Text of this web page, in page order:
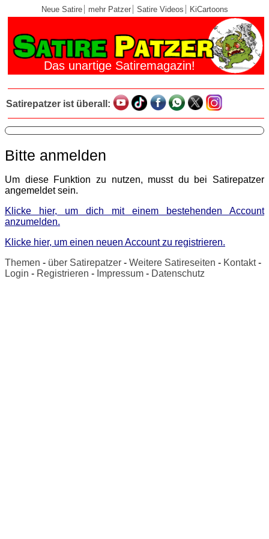
Neue Satire mehr Patzer Satire Videos KiCartoons
Das unartige Satiremagazin!
Satirepatzer ist überall:
Bitte anmelden
Um diese Funktion zu nutzen, musst du bei Satirepatzer
angemeldet sein.
Klicke hier, um dich mit einem bestehenden Account
anzumelden.
Klicke hier, um einen neuen Account zu registrieren.
Themen - über Satirepatzer - Weitere Satireseiten - Kontakt-
Login - Registrieren - Impressum - Datenschutz